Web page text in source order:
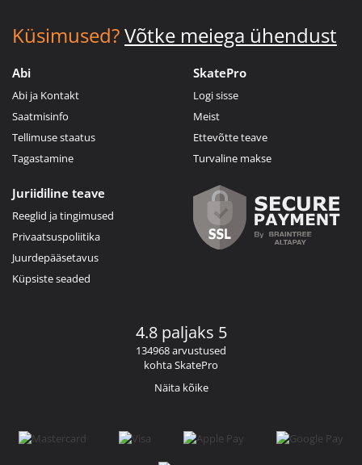
Küsimused?Võtke meiega ühendust
Abi
Abi ja Kontakt
Saatmisinfo
Tellimuse staatus
Tagastamine
SkatePro
Logi sisse
Meist
Ettevõtte teave
Turvaline makse
Juriidiline teave
Reeglid ja tingimused
Privaatsuspoliitika
Juurdepääsetavus
Küpsiste seaded
4.8 paljaks 5
134968 arvustused
kohta SkatePro
Näita kõike